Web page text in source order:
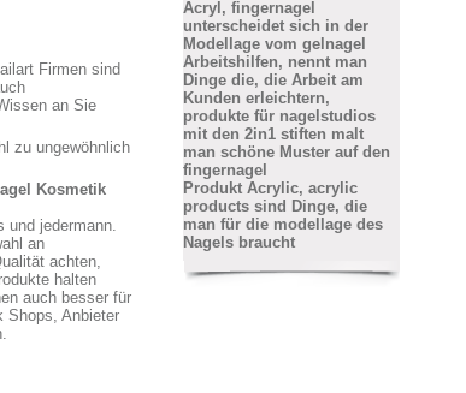
Firmen sind
an Sie
zu ungewöhnlich
Kosmetik
und jedermann.
an
achten,
halten
auch besser für
Shops, Anbieter
Acryl, fingernagel
unterscheidet sich in der
Modellage vom gelnagel
Arbeitshilfen, nennt man
Dinge die, die Arbeit am
Kunden erleichtern,
produkte für nagelstudios
mit den 2in1 stiften malt
man schöne Muster auf den
fingernagel
Produkt Acrylic, acrylic
products sind Dinge, die
man für die modellage des
Nagels braucht